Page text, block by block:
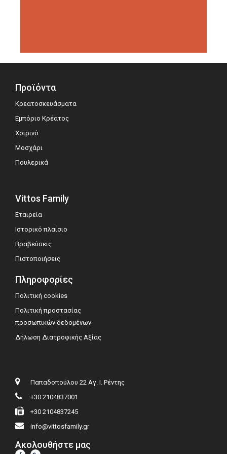
Προϊόντα
Κρεατοσκευάσματα
Εμπόριο Κρέατος
Χοιρινό
Μοσχάρι
Πουλερικά
Vittos Family
Εταιρεία
Ιστορικό πλαίσιο
Βραβεύσεις
Πιστοποιήσεις
Πληροφορίες
Πολιτική cookies
Πολιτική προστασίας
προσωπικών δεδομένων
Δήλωση Διατροφικής Αξίας
Παπαδοπούλου 22 Αγ. Ι. Ρέντης
+30 2104837001
+30 2104837245
info@vittosfamily.gr
Ακολουθήστε μας